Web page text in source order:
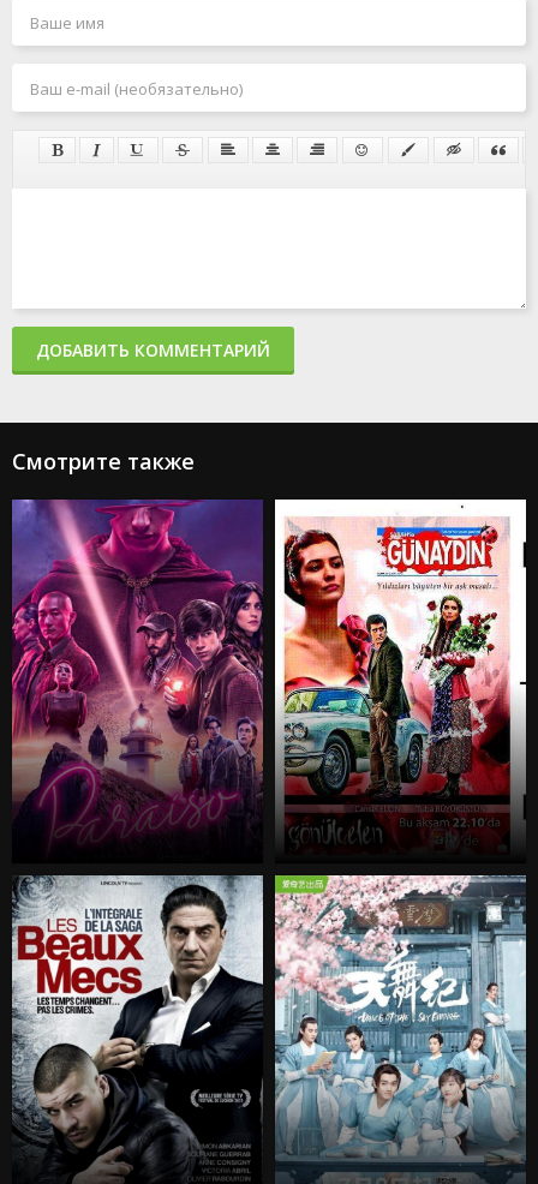
ДОБАВИТЬ КОММЕНТАРИЙ
Смотрите также